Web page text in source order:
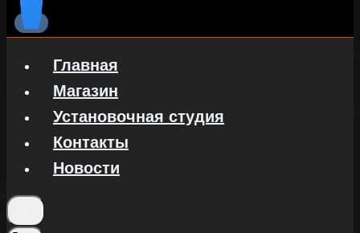
Главная
Магазин
Установочная студия
Контакты
Новости